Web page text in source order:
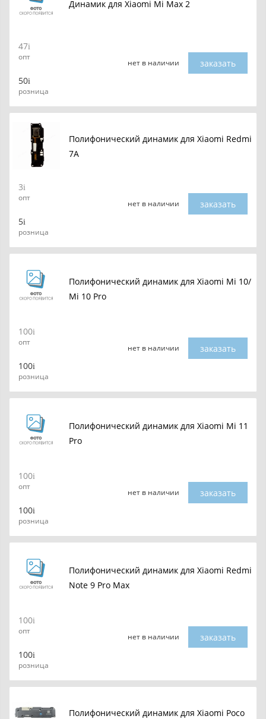
Динамик для Xiaomi Mi Max 2
47
опт
50
розница
нет в наличии заказать
Полифонический динамик для Xiaomi Redmi
7A
3
опт
5
розница
нет в наличии заказать
Полифонический динамик для Xiaomi Mi 10/
Mi 10 Pro
100
опт
100
розница
нет в наличии заказать
Полифонический динамик для Xiaomi Mi 11
Pro
100
опт
100
розница
нет в наличии заказать
Полифонический динамик для Xiaomi Redmi
Note 9 Pro Max
100
опт
100
розница
нет в наличии заказать
Полифонический динамик для Xiaomi Poco